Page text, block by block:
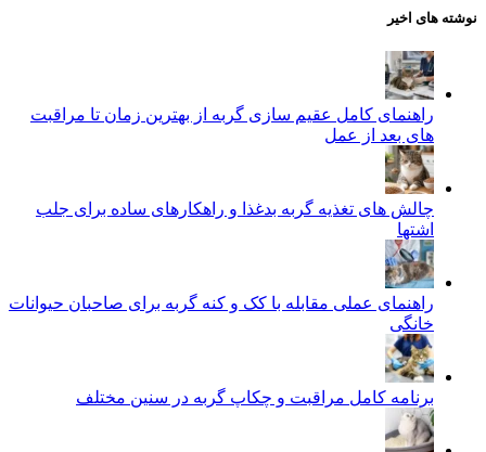
نوشته های اخیر
راهنمای کامل عقیم سازی گربه از بهترین زمان تا مراقبت‌
های بعد از عمل
چالش‌ های تغذیه گربه بدغذا و راهکارهای ساده برای جلب
اشتها
راهنمای عملی مقابله با کک و کنه گربه برای صاحبان حیوانات
خانگی
برنامه کامل مراقبت و چکاپ گربه در سنین مختلف